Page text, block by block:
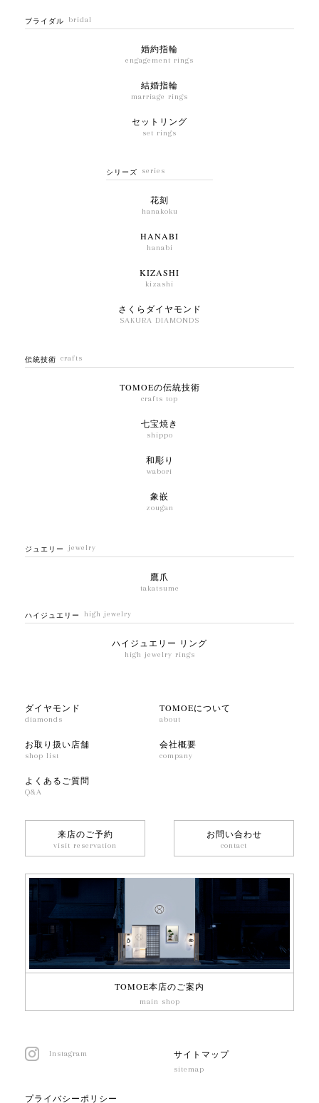
ブライダル bridal
婚約指輪
engagement rings
結婚指輪
marriage rings
セットリング
set rings
シリーズ series
花刻
hanakoku
HANABI
hanabi
KIZASHI
kizashi
さくらダイヤモンド
SAKURA DIAMONDS
伝統技術 crafts
TOMOEの伝統技術
crafts top
七宝焼き
shippo
和彫り
wabori
象嵌
zougan
ジュエリー jewelry
鷹爪
takatsume
ハイジュエリー high jewelry
ハイジュエリー リング
high jewelry rings
ダイヤモンド
diamonds
TOMOEについて
about
お取り扱い店舗
shop list
会社概要
company
よくあるご質問
Q&A
来店のご予約
visit reservation
お問い合わせ
contact
TOMOE本店のご案内
main shop
Instagram サイトマップ
sitemap
プライバシーポリシー